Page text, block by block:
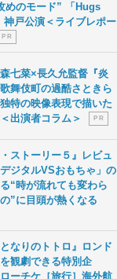
めのモード” 「Hugs
神戸公演＜ライブレポー
P R
七菜×長久允監督『炎
舞伎町の過酷さときら
特の映像表現で描いた
出演者コラム＞
P R
・ストーリー５』レビュ
ジタルVSおもちゃ」の
“時が流れても変わら
”に目頭が熱くなる
なりのトトロ』ロンド
観劇できる特別企
ーチケ［旅行］海外航